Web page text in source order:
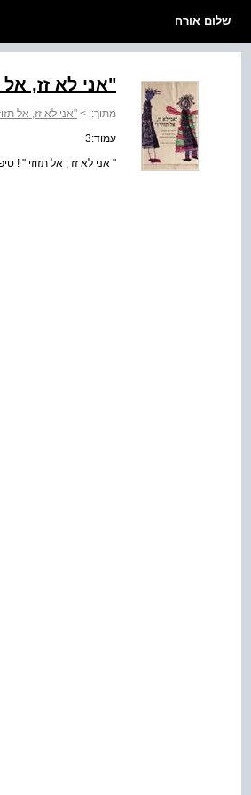
שלום אורח
"אני לא זז, אל
מתוך: > "אני לא זז, אל
עמוד:3
" אני לא זז , אל תזוזי " !